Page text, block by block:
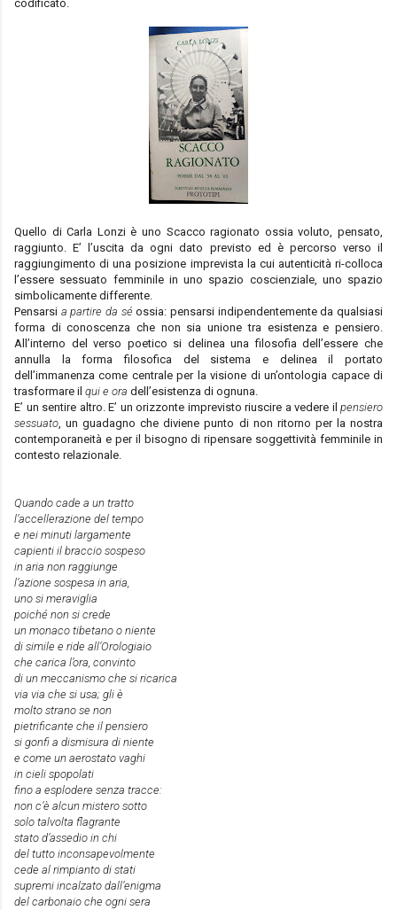
codificato.
Quello di Carla Lonzi è uno Scacco ragionato ossia voluto, pensato,
raggiunto. E’ l’uscita da ogni dato previsto ed è percorso verso il
raggiungimento di una posizione imprevista la cui autenticità ri-colloca
l’essere sessuato femminile in uno spazio coscienziale, uno spazio
simbolicamente differente.
Pensarsi a partire da sé ossia: pensarsi indipendentemente da qualsiasi
forma di conoscenza che non sia unione tra esistenza e pensiero.
All’interno del verso poetico si delinea una filosofia dell’essere che
annulla la forma filosofica del sistema e delinea il portato
dell’immanenza come centrale per la visione di un’ontologia capace di
trasformare il qui e ora dell’esistenza di ognuna.
E’ un sentire altro. E’ un orizzonte imprevisto riuscire a vedere il pensiero
sessuato, un guadagno che diviene punto di non ritorno per la nostra
contemporaneità e per il bisogno di ripensare soggettività femminile in
contesto relazionale.
Quando cade a un tratto
l’accellerazione del tempo
e nei minuti largamente
capienti il braccio sospeso
in aria non raggiunge
l’azione sospesa in aria,
uno si meraviglia
poiché non si crede
un monaco tibetano o niente
di simile e ride all’Orologiaio
che carica l’ora, convinto
di un meccanismo che si ricarica
via via che si usa; gli è
molto strano se non
pietrificante che il pensiero
si gonfi a dismisura di niente
e come un aerostato vaghi
in cieli spopolati
fino a esplodere senza tracce:
non c’è alcun mistero sotto
solo talvolta flagrante
stato d’assedio in chi
del tutto inconsapevolmente
cede al rimpianto di stati
supremi incalzato dall’enigma
del carbonaio che ogni sera